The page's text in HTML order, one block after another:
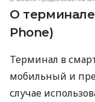
О
Phone)
Терминал в
мобильный и
случае